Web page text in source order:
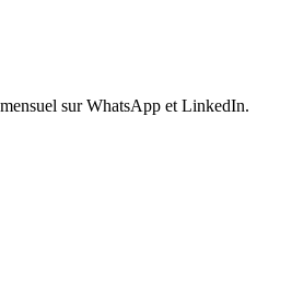
sur WhatsApp et LinkedIn.